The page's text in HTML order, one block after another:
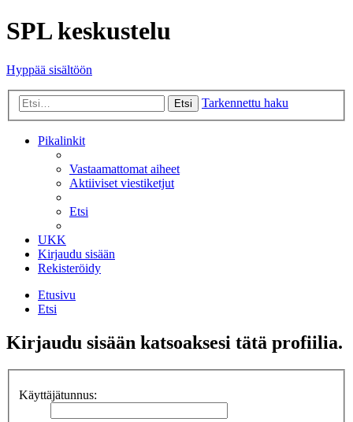
SPL keskustelu
Hyppää sisältöön
Etsi Tarkennettu haku
Pikalinkit
Vastaamattomat aiheet
Aktiiviset viestiketjut
Etsi
UKK
Kirjaudu sisään
Rekisteröidy
Etusivu
Etsi
Kirjaudu sisään katsoaksesi tätä profiilia.
Käyttäjätunnus: